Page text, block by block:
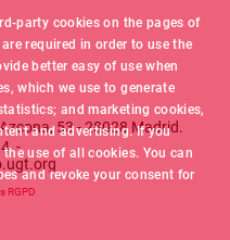
party cookies on the pages of
required in order to use the
better easy of use when
which we use to generate
and marketing cookies,
and advertising. If you
the use of all cookies. You can
and revoke your consent for
53 - 28028 Madrid.
-
RGPD